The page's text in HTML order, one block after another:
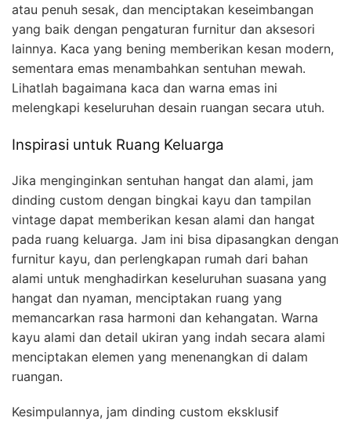
atau penuh sesak, dan menciptakan keseimbangan
yang baik dengan pengaturan furnitur dan aksesori
lainnya. Kaca yang bening memberikan kesan modern,
sementara emas menambahkan sentuhan mewah.
Lihatlah bagaimana kaca dan warna emas ini
melengkapi keseluruhan desain ruangan secara utuh.
Inspirasi untuk Ruang Keluarga
Jika menginginkan sentuhan hangat dan alami, jam
dinding custom dengan bingkai kayu dan tampilan
vintage dapat memberikan kesan alami dan hangat
pada ruang keluarga. Jam ini bisa dipasangkan dengan
furnitur kayu, dan perlengkapan rumah dari bahan
alami untuk menghadirkan keseluruhan suasana yang
hangat dan nyaman, menciptakan ruang yang
memancarkan rasa harmoni dan kehangatan. Warna
kayu alami dan detail ukiran yang indah secara alami
menciptakan elemen yang menenangkan di dalam
ruangan.
Kesimpulannya, jam dinding custom eksklusif